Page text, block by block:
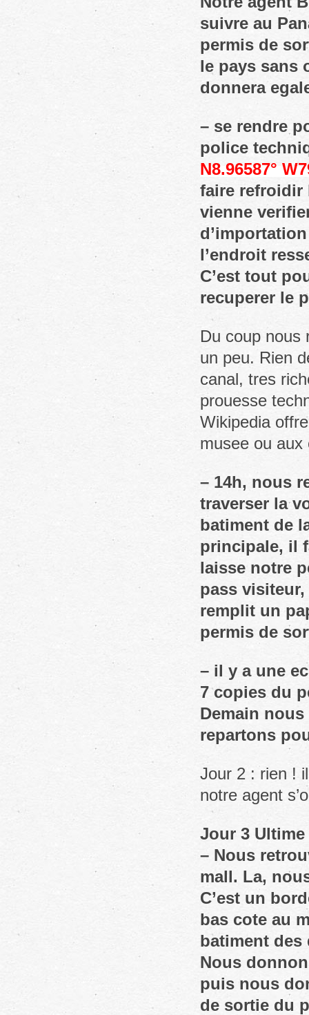
suivre au
permis de
le pays sans
donnera
– se rendre
police
N8.96587°
faire refroidir
vienne
l’endroit
C’est tout
recuperer le
Du coup nous
un peu. Rien
canal, tres
prouesse
Wikipedia
musee ou
– 14h, nous
traverser la
batiment de
principale, il
laisse notre
pass
remplit un
permis de
– il y a une
7 copies du
Demain
repartons
Jour 2 : rien !
notre agent
Jour 3
– Nous
mall. La,
C’est un
bas cote au
batiment des
Nous
puis nous
de sortie du